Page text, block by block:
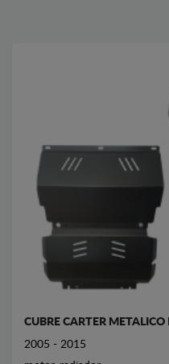
CUBRE CARTER
2005 - 2015